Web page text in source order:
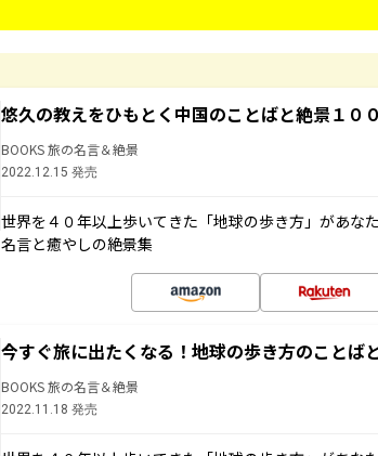
悠久の教えをひもとく中国のことばと絶景１００
BOOKS 旅の名言＆絶景
2022.12.15 発売
世界を４０年以上歩いてきた「地球の歩き方」があな
名言と癒やしの絶景集
今すぐ旅に出たくなる！地球の歩き方のことば
BOOKS 旅の名言＆絶景
2022.11.18 発売